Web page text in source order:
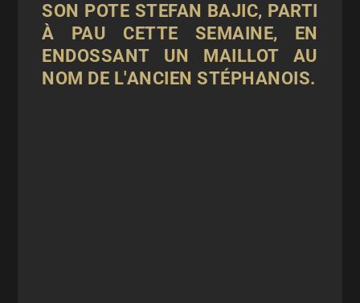
SON POTE STEFAN BAJIC, PARTI
À PAU CETTE SEMAINE, EN
ENDOSSANT UN MAILLOT AU
NOM DE L'ANCIEN STÉPHANOIS.